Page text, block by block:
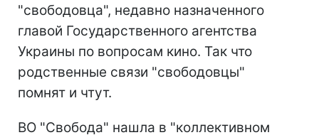
"свободовца", недавно назначенного
главой Государственного агентства
Украины по вопросам кино. Так что
родственные связи "свободовцы"
помнят и чтут.
ВО "Свобода" нашла в "коллективном